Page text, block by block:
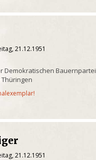
21.12.1951
Demokratischen Bauernpartei
21.12.1951